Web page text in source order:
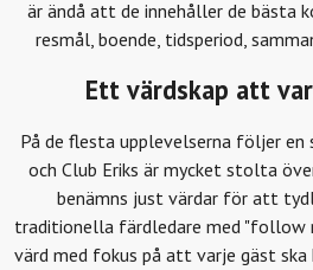
är ändå att de innehåller de bästa
resmål, boende, tidsperiod,
Ett värdskap att
På de flesta upplevelserna följer en
och Club Eriks är mycket stolta
benämns just värdar för att
traditionella färdledare med "follow
värd med fokus på att varje gäst